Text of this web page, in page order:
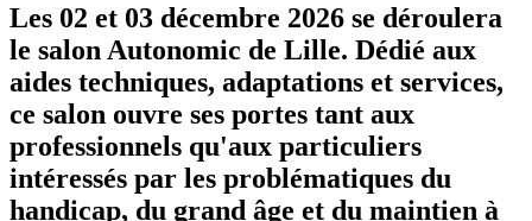
Les 02 et 03 décembre 2026 se déroulera
le salon Autonomic de Lille. Dédié aux
aides techniques, adaptations et services,
ce salon ouvre ses portes tant aux
professionnels qu'aux particuliers
intéressés par les problématiques du
handicap, du grand âge et du maintien à